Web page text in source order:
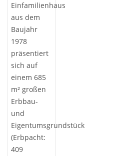
Einfamilienhaus
aus dem
Baujahr
1978
präsentiert
sich auf
einem 685
m² großen
Erbbau-
und
Eigentumsgrundstück
(Erbpacht:
409